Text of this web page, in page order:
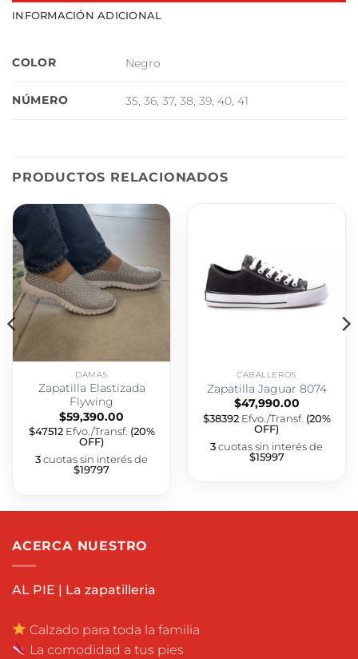
INFORMACIÓN ADICIONAL
COLOR Negro
NÚMERO 35, 36, 37, 38, 39, 40, 41
PRODUCTOS RELACIONADOS
DAMAS
Zapatilla Elastizada
Flywing
$59,390.00
$47512Efvo./Transf. (20%
OFF)
3cuotas sin interés de
$19797
CABALLEROS
Zapatilla Jaguar 8074
$47,990.00
$38392Efvo./Transf. (20%
OFF)
3cuotas sin interés de
$15997
ACERCA NUESTRO
AL PIE | La zapatilleria
Calzado para toda la familia
La comodidad a tus pies